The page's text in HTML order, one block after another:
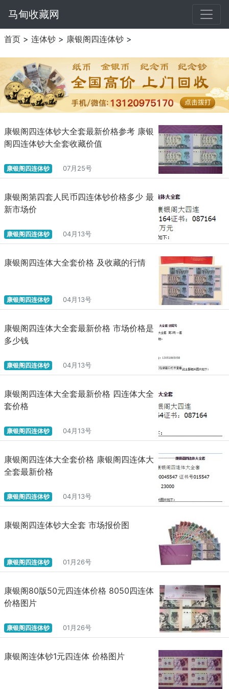
马甸收藏网
首页 > 连体钞 > 康银阁四连体钞 >
康银阁四连体钞大全套最新价格参考 康银
阁四连体钞大全套收藏价值
康银阁四连体钞 07月25号
康银阁第四套人民币四连体钞价格多少 最
新市场价
康银阁四连体钞 04月13号
康银阁四连体大全套价格 及收藏的行情
康银阁四连体钞 04月13号
康银阁四连体大全套最新价格 市场价格是
多少钱
康银阁四连体钞 04月13号
康银阁四连体大全套最新价格 四连体大全
套价格
康银阁四连体钞 04月13号
康银阁四连体大全套价格 康银阁四连体大
全套最新价格
康银阁四连体钞 04月13号
康银阁四连体钞大全套 市场报价图
康银阁四连体钞 01月26号
康银阁80版50元四连体价格 8050四连体
价格图片
康银阁四连体钞 01月26号
康银阁连体钞1元四连体 价格图片